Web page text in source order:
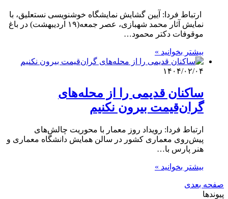
ارتباط فردا: آیین گشایش نمایشگاه خوشنویسی نستعلیق، با
نمایش آثار محمد شهبازی، عصر جمعه(۱۹ اردیبهشت) در باغ
موقوفات دکتر محمود…
بیشتر بخوانید »
۱۴۰۴/۰۲/۰۴
ساکنان قدیمی را از محله‌های
گران‌قیمت بیرون نکنیم
ارتباط فردا: رویداد روز معمار با محوریت چالش‌های
پیش‌روی معماری کشور در سالن همایش دانشگاه معماری و
هنر پارس با…
بیشتر بخوانید »
صفحه بعدی
پیوندها